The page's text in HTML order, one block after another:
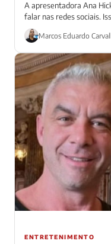
A apresentadora Ana
falar nas redes sociais.
marido,...
Marcos Eduardo
ENTRETENIMENTO